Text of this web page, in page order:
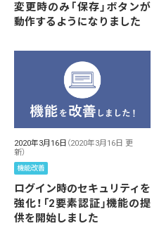
変更時のみ「保存」ボタンが
動作するようになりました
2020年3月16日 （2020年3月16日 更
新）
機能改善
ログイン時のセキュリティを
強化！「2要素認証」機能の提
供を開始しました